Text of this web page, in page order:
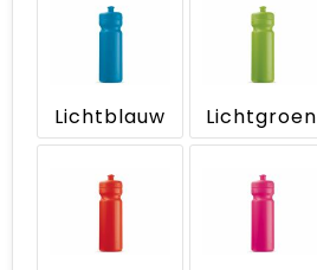
Lichtblauw Lichtgroen